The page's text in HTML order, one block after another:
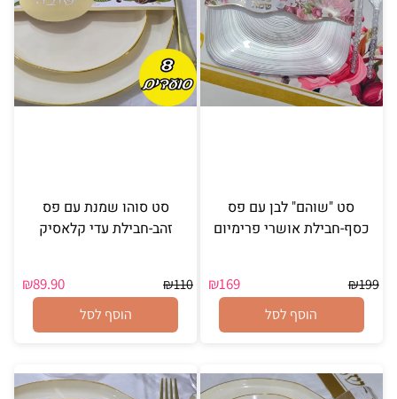
סט "שוהם" לבן עם פס
כסף-חבילת אושרי פרימיום
₪199
₪169
הוסף לסל
סט סוהו שמנת עם פס
זהב-חבילת עדי קלאסיק
₪110
₪89.90
הוסף לסל